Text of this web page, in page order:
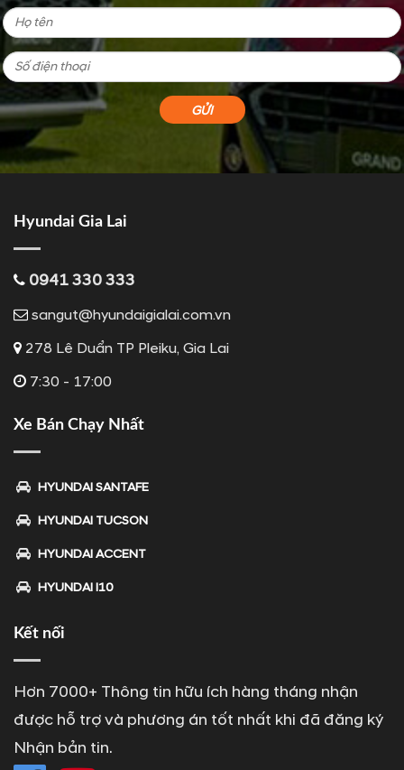
Hyundai Gia Lai
0941 330 333
sangut@hyundaigialai.com.vn
278 Lê Duẩn TP Pleiku, Gia Lai
7:30 - 17:00
Xe Bán Chạy Nhất
HYUNDAI SANTAFE
HYUNDAI TUCSON
HYUNDAI ACCENT
HYUNDAI I10
Kết nối
Hơn 7000+ Thông tin hữu ích hàng tháng nhận
được hỗ trợ và phương án tốt nhất khi đã đăng ký
Nhận bản tin.